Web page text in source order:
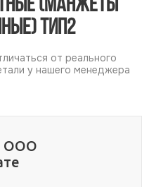
(Манжеты
тип2
от реального
у нашего менеджера
ООО